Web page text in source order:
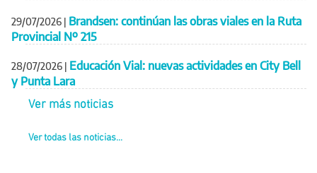
29/07/2026 | Brandsen: continúan las obras viales en la Ruta
Provincial Nº 215
28/07/2026 | Educación Vial: nuevas actividades en City Bell
y Punta Lara
Ver más noticias
Ver todas las noticias...